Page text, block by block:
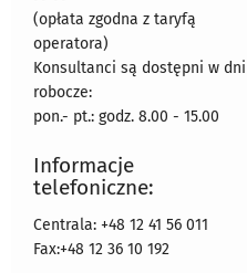
(opłata zgodna z taryfą
operatora)
Konsultanci są dostępni w dni
robocze:
pon.- pt.: godz. 8.00 - 15.00
Informacje
telefoniczne:
Centrala: +48 12 41 56 011
Fax:+48 12 36 10 192